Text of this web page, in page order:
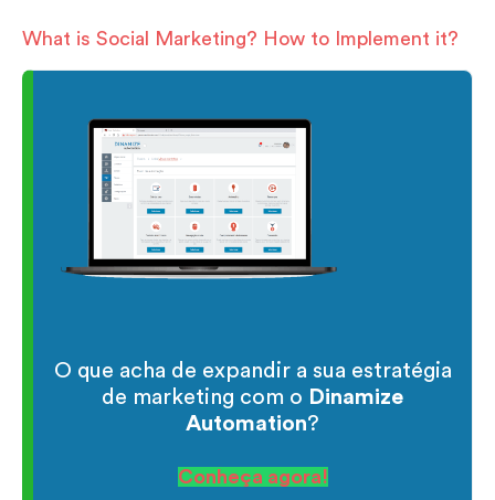
What is Social Marketing? How to Implement it?
O que acha de expandir a sua estratégia
de marketing com o Dinamize
Automation?
Conheça agora!